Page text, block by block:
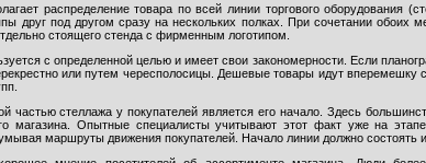
распределение товара по всей линии торгового оборудования
друг под другом сразу на нескольких полках. При сочетании обоих
стоящего стенда с фирменным логотипом.
с определенной целью и имеет свои закономерности. Если
или путем чересполосицы. Дешевые товары идут
частью стеллажа у покупателей является его начало. Здесь
магазина. Опытные специалисты учитывают этот факт уже на этапе
маршруты движения покупателей. Начало линии должно